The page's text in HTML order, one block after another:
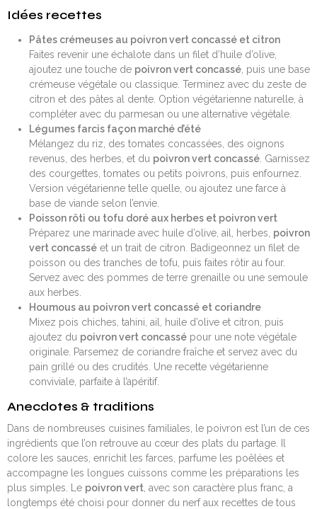
Idées recettes
Pâtes crémeuses au poivron vert concassé et citron
Faites revenir une échalote dans un filet d’huile d’olive,
ajoutez une touche de poivron vert concassé, puis une base
crémeuse végétale ou classique. Terminez avec du zeste de
citron et des pâtes al dente. Option végétarienne naturelle, à
compléter avec du parmesan ou une alternative végétale.
Légumes farcis façon marché d’été
Mélangez du riz, des tomates concassées, des oignons
revenus, des herbes, et du poivron vert concassé. Garnissez
des courgettes, tomates ou petits poivrons, puis enfournez.
Version végétarienne telle quelle, ou ajoutez une farce à
base de viande selon l’envie.
Poisson rôti ou tofu doré aux herbes et poivron vert
Préparez une marinade avec huile d’olive, ail, herbes, poivron
vert concasséet un trait de citron. Badigeonnez un filet de
poisson ou des tranches de tofu, puis faites rôtir au four.
Servez avec des pommes de terre grenaille ou une semoule
aux herbes.
Houmous au poivron vert concassé et coriandre
Mixez pois chiches, tahini, ail, huile d’olive et citron, puis
ajoutez du poivron vert concassépour une note végétale
originale. Parsemez de coriandre fraîche et servez avec du
pain grillé ou des crudités. Une recette végétarienne
conviviale, parfaite à l’apéritif.
Anecdotes & traditions
Dans de nombreuses cuisines familiales, le poivron est l’un de ces
ingrédients que l’on retrouve au cœur des plats du partage. Il
colore les sauces, enrichit les farces, parfume les poêlées et
accompagne les longues cuissons comme les préparations les
plus simples. Le poivron vert , avec son caractère plus franc, a
longtemps été choisi pour donner du nerf aux recettes de tous